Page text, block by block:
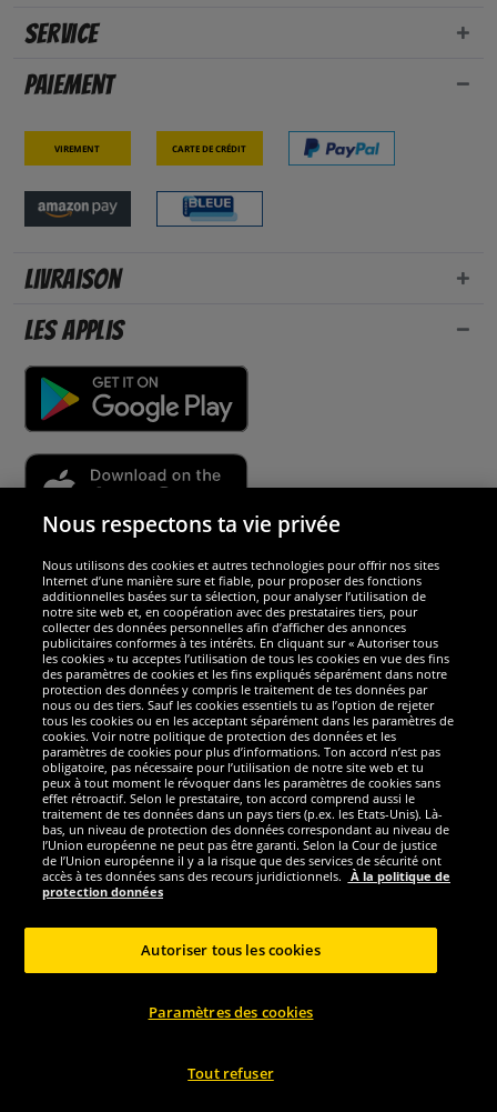
Service
Paiement
Virement Carte de crédit
Livraison
Les applis
Sécurité
Nous sommes excellents
Réseaux sociaux
Tous droits réservés
valable pour les clients avec une adhésion de DealClub active.
Nous respectons ta vie privée
Nous utilisons des cookies et autres technologies pour offrir nos sites
Internet d’une manière sure et fiable, pour proposer des fonctions
additionnelles basées sur ta sélection, pour analyser l’utilisation de
notre site web et, en coopération avec des prestataires tiers, pour
collecter des données personnelles afin d’afficher des annonces
publicitaires conformes à tes intérêts. En cliquant sur « Autoriser tous
les cookies » tu acceptes l’utilisation de tous les cookies en vue des fins
des paramètres de cookies et les fins expliqués séparément dans notre
protection des données y compris le traitement de tes données par
nous ou des tiers. Sauf les cookies essentiels tu as l’option de rejeter
tous les cookies ou en les acceptant séparément dans les paramètres de
cookies. Voir notre politique de protection des données et les
paramètres de cookies pour plus d’informations. Ton accord n’est pas
obligatoire, pas nécessaire pour l’utilisation de notre site web et tu
peux à tout moment le révoquer dans les paramètres de cookies sans
effet rétroactif. Selon le prestataire, ton accord comprend aussi le
traitement de tes données dans un pays tiers (p.ex. les Etats-Unis). Là-
bas, un niveau de protection des données correspondant au niveau de
l’Union européenne ne peut pas être garanti. Selon la Cour de justice
de l’Union européenne il y a la risque que des services de sécurité ont
accès à tes données sans des recours juridictionnels. À la politique de
protection données
Paramètres des cookies
Tout refuser
Autoriser tous les cookies